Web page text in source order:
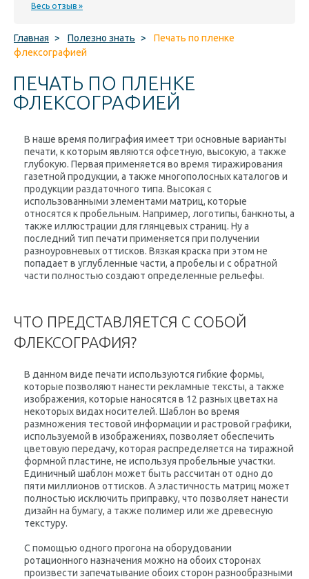
Весь отзыв »
Главная > Полезно знать >
Печать по пленке
флексографией
ПЕЧАТЬ ПО ПЛЕНКЕ
ФЛЕКСОГРАФИЕЙ
В наше время полиграфия имеет три основные варианты
печати, к которым являются офсетную, высокую, а также
глубокую. Первая применяется во время тиражирования
газетной продукции, а также многополосных каталогов и
продукции раздаточного типа. Высокая с
использованными элементами матриц, которые
относятся к пробельным. Например, логотипы, банкноты, а
также иллюстрации для глянцевых страниц. Ну а
последний тип печати применяется при получении
разноуровневых оттисков. Вязкая краска при этом не
попадает в углубленные части, а пробелы и с обратной
части полностью создают определенные рельефы.
ЧТО ПРЕДСТАВЛЯЕТСЯ С СОБОЙ
ФЛЕКСОГРАФИЯ?
В данном виде печати используются гибкие формы,
которые позволяют нанести рекламные тексты, а также
изображения, которые наносятся в 12 разных цветах на
некоторых видах носителей. Шаблон во время
размножения тестовой информации и растровой графики,
используемой в изображениях, позволяет обеспечить
цветовую передачу, которая распределяется на тиражной
формной пластине, не используя пробельные участки.
Единичный шаблон может быть рассчитан от одно до
пяти миллионов оттисков. А эластичность матриц может
полностью исключить приправку, что позволяет нанести
дизайн на бумагу, а также полимер или же древесную
текстуру.
С помощью одного прогона на оборудовании
ротационного назначения можно на обоих сторонах
произвести запечатывание обоих сторон разнообразными